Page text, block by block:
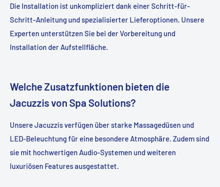
Die Installation ist unkompliziert dank einer Schritt-für-
Schritt-Anleitung und spezialisierter Lieferoptionen. Unsere
Experten unterstützen Sie bei der Vorbereitung und
Installation der Aufstellfläche.
Welche Zusatzfunktionen bieten die
Jacuzzis von Spa Solutions?
Unsere Jacuzzis verfügen über starke Massagedüsen und
LED-Beleuchtung für eine besondere Atmosphäre. Zudem sind
sie mit hochwertigen Audio-Systemen und weiteren
luxuriösen Features ausgestattet.